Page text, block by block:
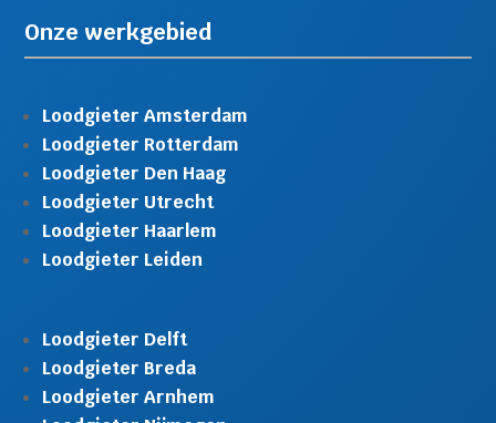
Onze werkgebied
Loodgieter Amsterdam
Loodgieter Rotterdam
Loodgieter Den Haag
Loodgieter Utrecht
Loodgieter Haarlem
Loodgieter Leiden
Loodgieter Delft
Loodgieter Breda
Loodgieter Arnhem